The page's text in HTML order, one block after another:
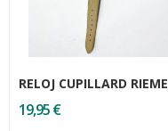
RELOJ CUPILLARD RIEME
19,95 €